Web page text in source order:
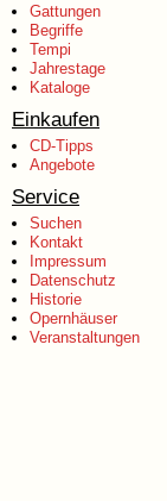
Gattungen
Begriffe
Tempi
Jahrestage
Kataloge
Einkaufen
CD-Tipps
Angebote
Service
Suchen
Kontakt
Impressum
Datenschutz
Historie
Opernhäuser
Veranstaltungen